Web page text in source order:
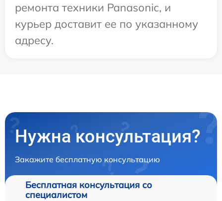
ремонта техники Panasonic, и
курьер доставит ее по указанному
адресу.
Нужна консультация?
Закажите бесплатную консультацию
Бесплатная консультация со
специалистом